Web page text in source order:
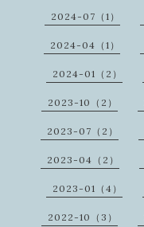
2024-07（1）
2024-04（1）
2024-01（2）
2023-10（2）
2023-07（2）
2023-04（2）
2023-01（4）
2022-10（3）